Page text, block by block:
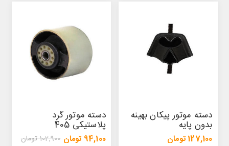
دسته موتور پیکان بهینه
بدون پایه
127,100 تومان
دسته موتور گرد
پلاستیکی 405
94,100 تومان 102,900 تومان